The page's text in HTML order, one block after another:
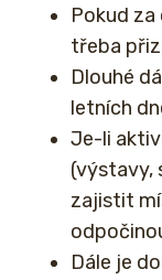
Pokud
třeba
Dlouhé
letních
Je-li
(výstavy,
zajistit
Dále je